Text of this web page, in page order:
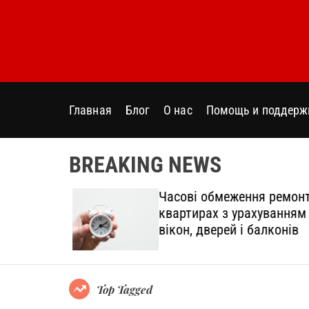
Главная Блог О нас Помощь и
BREAKING NEWS
Часові обмеження
квартирах з урахуванням
вікон, дверей і балконів
Top Tagged